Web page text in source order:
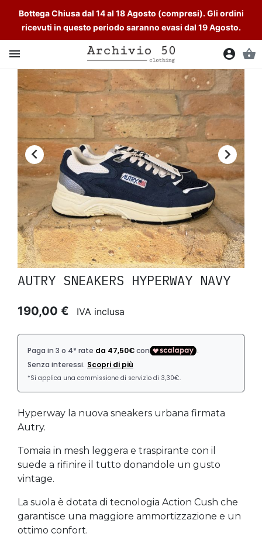
Bottega Chiusa dal 14 al 18 Agosto (compresi). Gli ordini
ricevuti in questo periodo saranno evasi dal 19 Agosto.
 account_circle shopping_basket
 
AUTRY SNEAKERS HYPERWAY NAVY
190,00 € IVA inclusa
Hyperway la nuova sneakers urbana firmata
Autry.
Tomaia in mesh leggera e traspirante con il
suede a rifinire il tutto donandole un gusto
vintage.
La suola è dotata di tecnologia Action Cush che
garantisce una maggiore ammortizzazione e un
ottimo confort.